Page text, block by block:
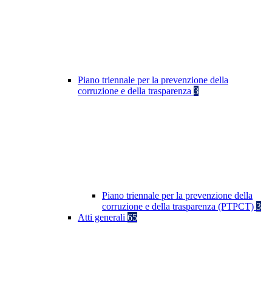
Piano triennale per la prevenzione della
corruzione e della trasparenza 3
Piano triennale per la prevenzione della
corruzione e della trasparenza (PTPCT) 3
Atti generali 65